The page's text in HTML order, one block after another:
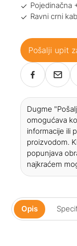
Pojedinačna
Ravni crni
Pošalji upit
Dugme
omogućava
informacije ili
proizvodom.
popunjava
najkraćem
Opis